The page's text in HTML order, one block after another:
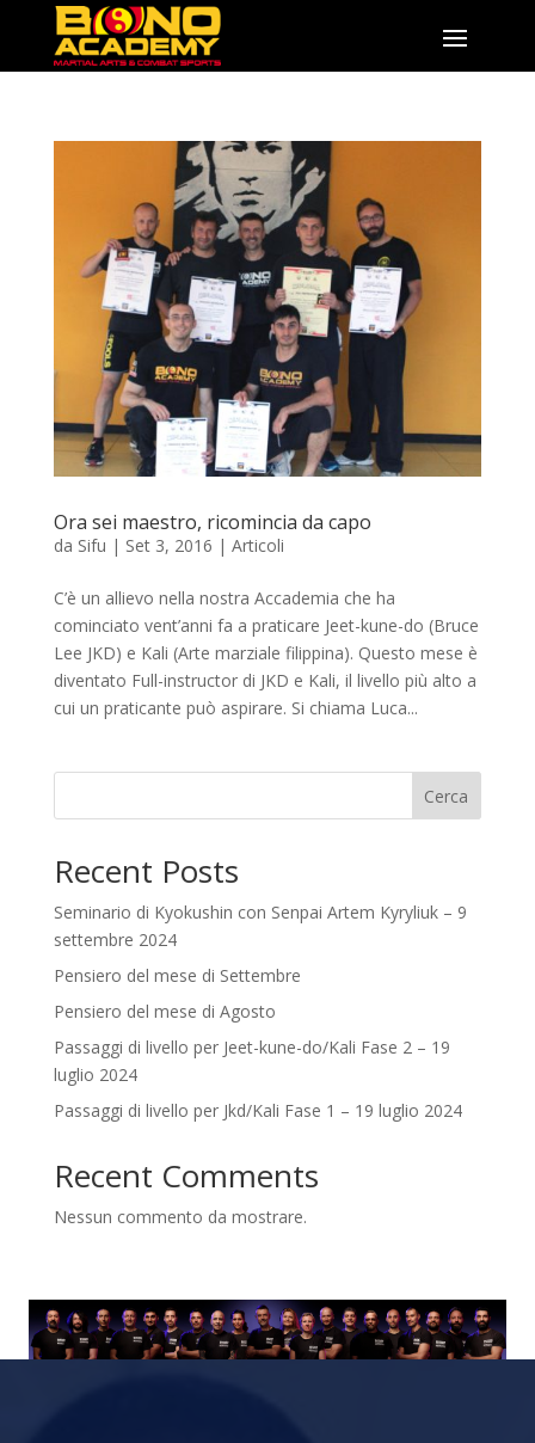
Ora sei maestro, ricomincia da capo
da Sifu | Set 3, 2016 | Articoli
C’è un allievo nella nostra Accademia che ha
cominciato vent’anni fa a praticare Jeet-kune-do (Bruce
Lee JKD) e Kali (Arte marziale filippina). Questo mese è
diventato Full-instructor di JKD e Kali, il livello più alto a
cui un praticante può aspirare. Si chiama Luca...
Cerca
Recent Posts
Seminario di Kyokushin con Senpai Artem Kyryliuk – 9
settembre 2024
Pensiero del mese di Settembre
Pensiero del mese di Agosto
Passaggi di livello per Jeet-kune-do/Kali Fase 2 – 19
luglio 2024
Passaggi di livello per Jkd/Kali Fase 1 – 19 luglio 2024
Recent Comments
Nessun commento da mostrare.